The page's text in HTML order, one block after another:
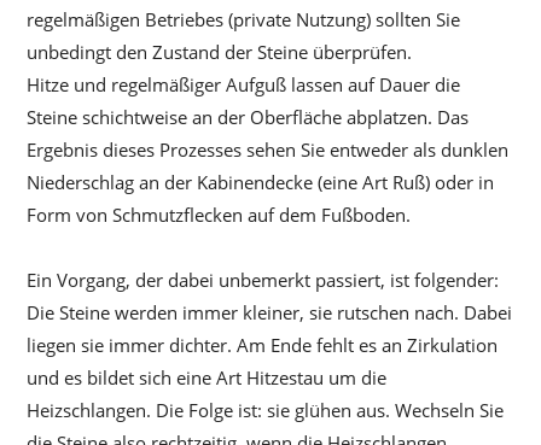
regelmäßigen Betriebes (private Nutzung) sollten Sie
unbedingt den Zustand der Steine überprüfen.
Hitze und regelmäßiger Aufguß lassen auf Dauer die
Steine schichtweise an der Oberfläche abplatzen. Das
Ergebnis dieses Prozesses sehen Sie entweder als dunklen
Niederschlag an der Kabinendecke (eine Art Ruß) oder in
Form von Schmutzflecken auf dem Fußboden.
Ein Vorgang, der dabei unbemerkt passiert, ist folgender:
Die Steine werden immer kleiner, sie rutschen nach. Dabei
liegen sie immer dichter. Am Ende fehlt es an Zirkulation
und es bildet sich eine Art Hitzestau um die
Heizschlangen. Die Folge ist: sie glühen aus. Wechseln Sie